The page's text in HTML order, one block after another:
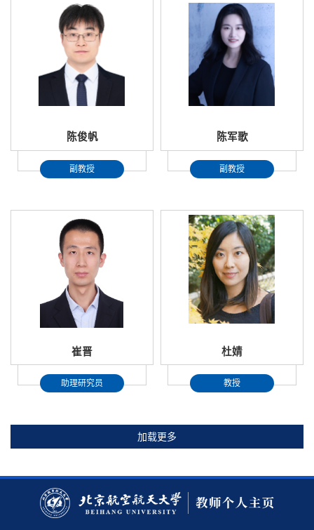
陈俊帆
副教授
陈军歌
副教授
崔晋
助理研究员
杜婧
教授
加载更多